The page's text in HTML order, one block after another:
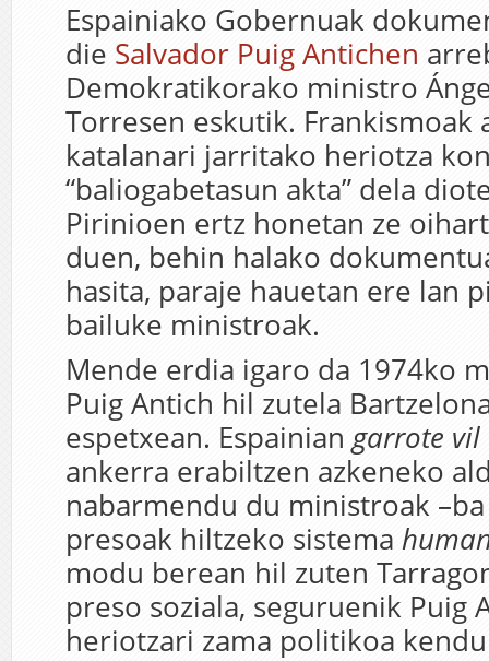
Espainiako Gobernuak
die Salvador Puig Antichen
Demokratikorako ministro
Torresen eskutik. Frankismoak
katalanari jarritako heriotza
“baliogabetasun akta” dela
Pirinioen ertz honetan ze
duen, behin halako
hasita, paraje hauetan ere lan
bailuke ministroak.
Mende erdia igaro da 1974ko
Puig Antich hil zutela
espetxean. Espainiangarrote vil
ankerra erabiltzen azkeneko
nabarmendu du ministroak
presoak hiltzeko sistema
modu berean hil zuten
preso soziala, seguruenik Puig
heriotzari zama politikoa